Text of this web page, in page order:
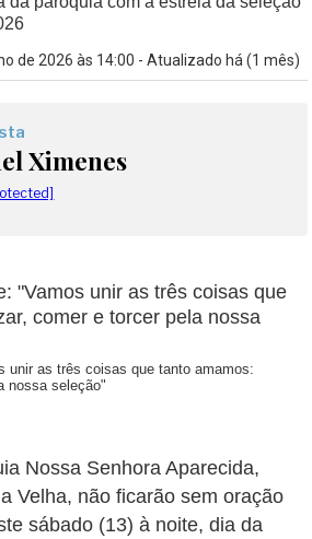
de 2026 às 14:00 - Atualizado há (1 mês)
Ximenes
unir as três coisas que tanto amamos:
nossa seleção"
Nossa Senhora Aparecida,
Velha, não ficarão sem oração
sábado (13) à noite, dia da